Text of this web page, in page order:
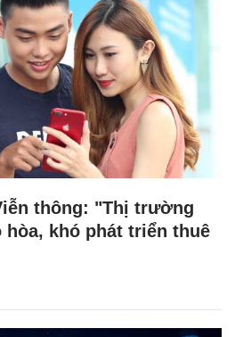
thông: "Thị trường
hòa, khó phát triển thuê